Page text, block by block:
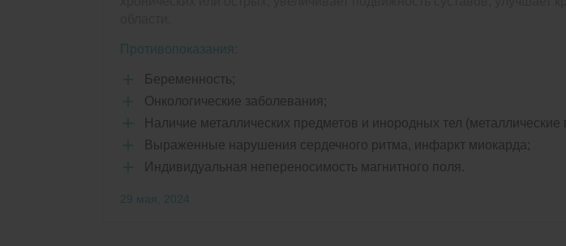
Противопоказания:
Беременность;
Онкологические заболевания;
Наличие металлических предметов и инородных тел
Выраженные нарушения сердечного ритма, инфаркт миокарда;
Индивидуальная непереносимость магнитного поля.
29 мая, 2024